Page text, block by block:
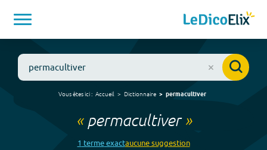
Vous êtes ici : Accueil Dictionnaire permacultiver
« permacultiver»
1 termeexactaucunesuggestion